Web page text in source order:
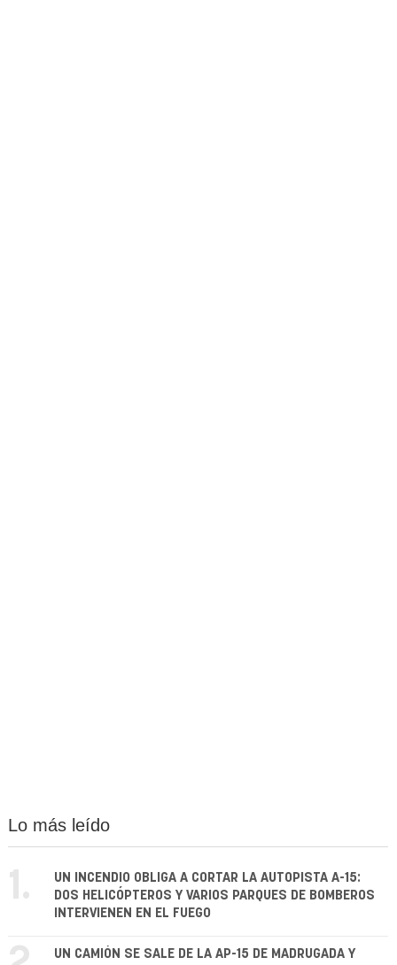
Lo más leído
1.
UN INCENDIO OBLIGA A CORTAR LA AUTOPISTA A-15:
DOS HELICÓPTEROS Y VARIOS PARQUES DE BOMBEROS
INTERVIENEN EN EL FUEGO
UN CAMIÓN SE SALE DE LA AP-15 DE MADRUGADA Y